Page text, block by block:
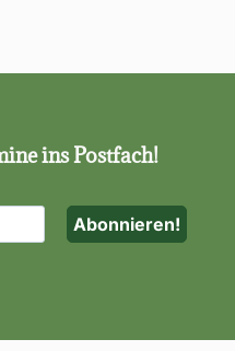
ins Postfach!